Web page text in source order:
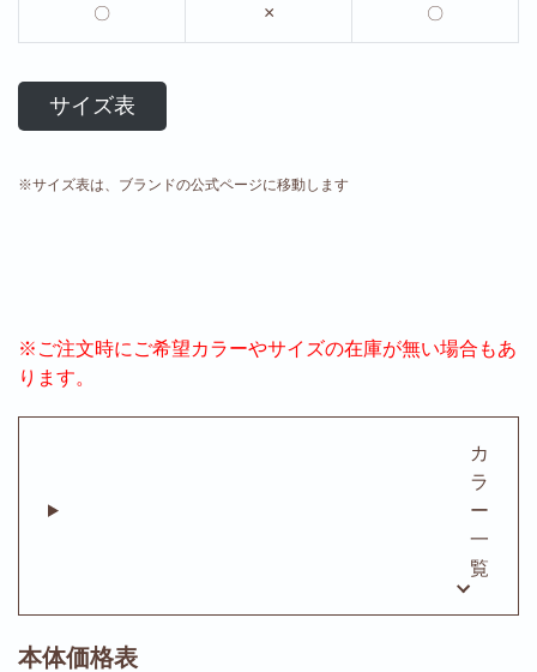
〇 × 〇
サイズ表
※サイズ表は、ブランドの公式ページに移動します
※ご注文時にご希望カラーやサイズの在庫が無い場合もあ
ります。
カ
ラ
ー
一
覧
本体価格表